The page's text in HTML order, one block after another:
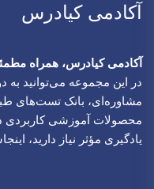
آکادمی کیادرس
آکادمی کیادرس، همراه
در این مجموعه می‌توانید
مشاوره‌ای، بانک تست‌های
محصولات آموزشی کاربردی
یادگیری مؤثر نیاز دارید،